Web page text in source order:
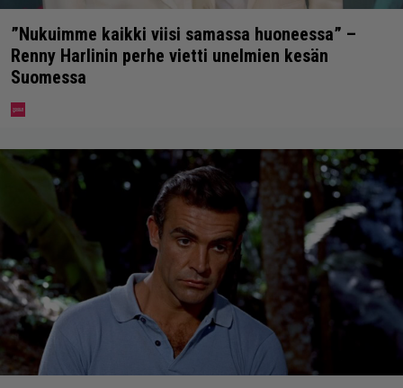
”Nukuimme kaikki viisi samassa huoneessa” –
Renny Harlinin perhe vietti unelmien kesän
Suomessa